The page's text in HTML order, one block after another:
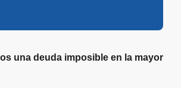
una deuda imposible en la mayor